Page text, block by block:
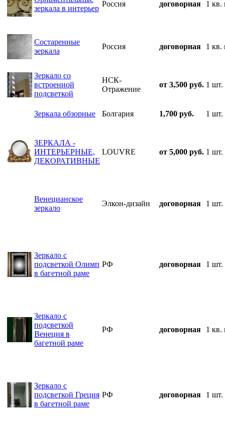
зеркала в интерьер
Россия договорная 1 кв.
Состаренные
зеркала
Россия договорная 1 кв.
Зеркало со
встроенной
подсветкой
НСК-
Отражение
от 3,500 руб. 1 шт.
Зеркала обзорные Болгария 1,700 руб. 1 шт.
ЗЕРКАЛА -
ИНТЕРЬЕРНЫЕ,
ДЕКОРАТИВНЫЕ
LOUVRE от 5,000 руб. 1 шт.
Венецианское
зеркало
Элкон-дизайн договорная 1 шт.
Зеркало с
подсветкой Олимп
в багетной раме
РФ договорная 1 шт.
Зеркало с
подсветкой
Венеция в
багетной раме
РФ договорная 1 кв.
Зеркало с
подсветкой Греция
в багетной раме
РФ договорная 1 шт.